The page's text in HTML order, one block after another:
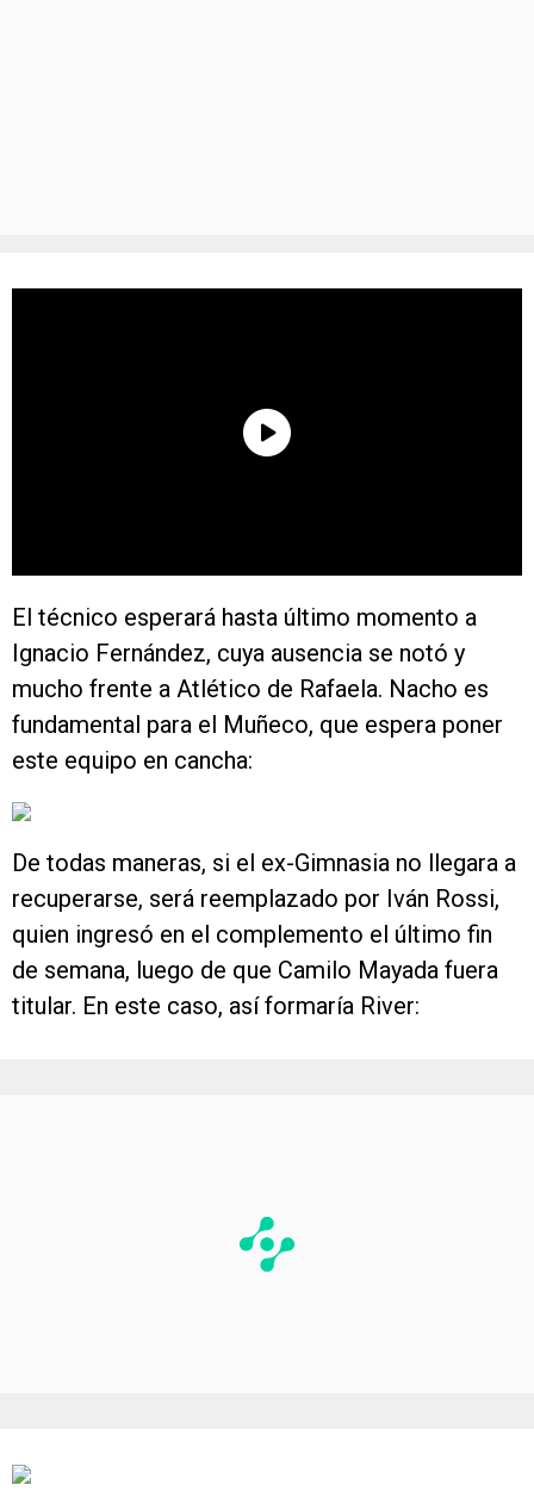
El técnico esperará hasta último momento a
Ignacio Fernández, cuya ausencia se notó y
mucho frente a Atlético de Rafaela. Nacho es
fundamental para el Muñeco, que espera poner
este equipo en cancha:
De todas maneras, si el ex-Gimnasia no llegara a
recuperarse, será reemplazado por Iván Rossi,
quien ingresó en el complemento el último fin
de semana, luego de que Camilo Mayada fuera
titular. En este caso, así formaría River: